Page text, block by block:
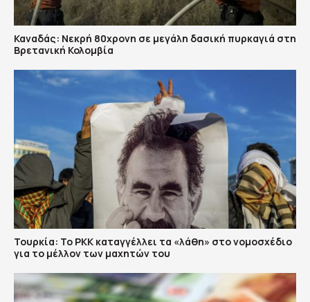
Καναδάς: Nεκρή 80χρονη σε μεγάλη δασική πυρκαγιά στη
Βρετανική Κολομβία
Τουρκία: Το PKK καταγγέλλει τα «λάθη» στο νομοσχέδιο
για το μέλλον των μαχητών του